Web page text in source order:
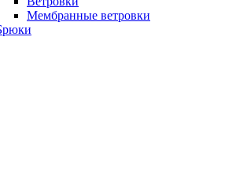
Мембранные ветровки